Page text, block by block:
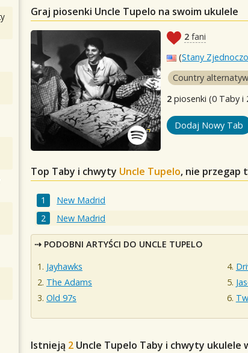
Graj piosenki Uncle Tupelo na swoim ukulele
2 fani
(Stany
Country
2 piosenki (0 Taby i
Dodaj Nowy Tab
Top Taby i chwyty Uncle Tupelo, nie przegap
New Madrid
New Madrid
PODOBNI ARTYŚCI DO UNCLE TUPELO
Jayhawks
The Adams
Old 97s
Istnieją 2 Uncle Tupelo Taby i chwyty ukulele